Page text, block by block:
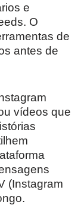
e
O
de
antes de
vídeos que
(Instagram